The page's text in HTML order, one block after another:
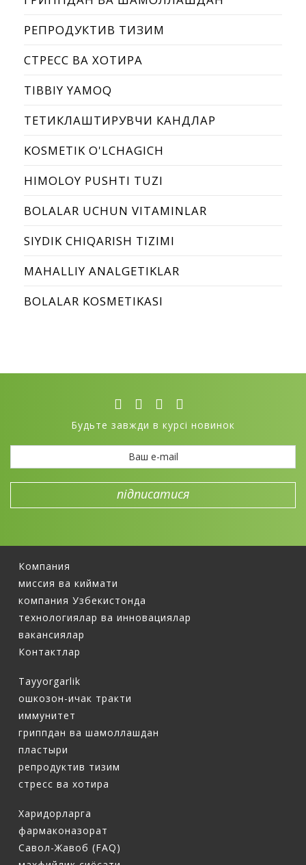
РЕПРОДУКТИВ ТИЗИМ
СТРЕСС ВА ХОТИРА
TIBBIY YAMOQ
ТЕТИКЛАШТИРУВЧИ КАНДЛАР
KOSMETIK O'LCHAGICH
HIMOLOY PUSHTI TUZI
BOLALAR UCHUN VITAMINLAR
SIYDIK CHIQARISH TIZIMI
MAHALLIY ANALGETIKLAR
BOLALAR KOSMETIKASI
Будьте завжди в курсі новинок
Компания
миссия ва киймати
компания Узбекистонда
технологиялар ва инновациялар
вакансиялар
Контактлар
Tayyorgarlik
ошкозон-ичак тракти
иммунитет
гриппдан ва шамоллашдан
пластыри
репродуктив тизим
стресс ва хотира
Харидорларга
фармаконазорат
Савол-Жавоб (FAQ)